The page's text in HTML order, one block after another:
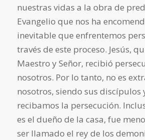
nuestras vidas a la obra de
Evangelio que nos ha
inevitable que enfrentemos
través de este proceso. Jesús,
Maestro y Señor, recibió
nosotros. Por lo tanto, no es
nosotros, siendo sus discípulos
recibamos la persecución.
es el dueño de la casa, fue
ser llamado el rey de los